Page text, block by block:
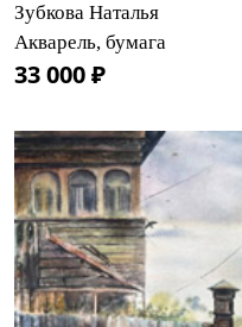
Зубкова Наталья
Акварель, бумага
33 000 ₽